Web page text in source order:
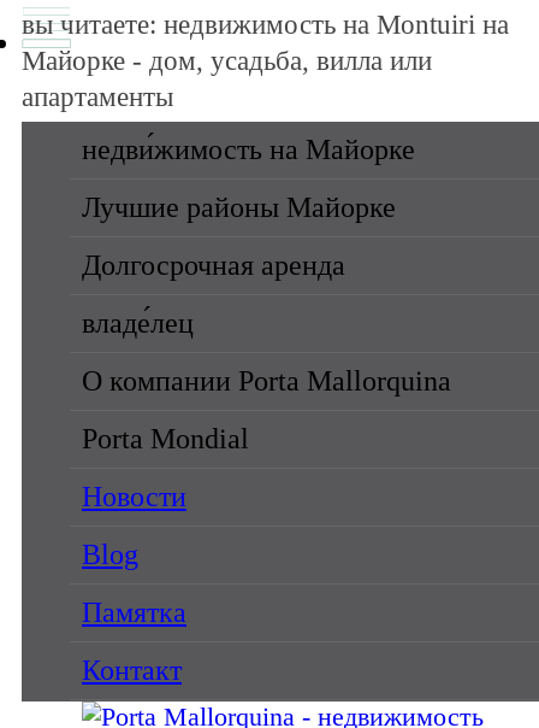
недви́жимость на Майорке
Лучшие районы Майорке
Долгосрочная аренда
владе́лец
О компании Porta Mallorquina
Porta Mondial
Новости
Blog
Памятка
Контакт
вы читаете: недвижимость на Montuiri на
Майорке - дом, усадьба, вилла или
апартаменты